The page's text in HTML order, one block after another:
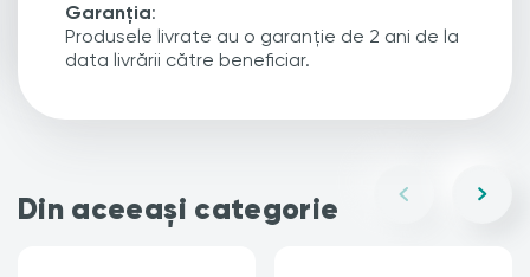
Garanția:
Produsele livrate au o garanție de 2 ani de la
data livrării către beneficiar.
Din aceeași categorie